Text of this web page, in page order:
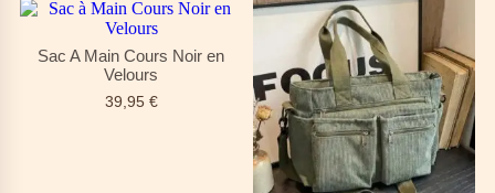
Sac A Main Cours Noir en
Velours
39,95 €